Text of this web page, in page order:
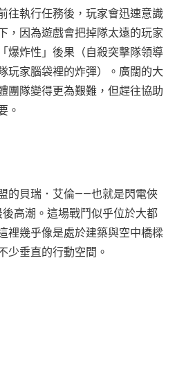
往執行任務後，玩家會迅速意識
，因為遊戲會把掉隊太遠的玩家
爆炸性」後果（自殺突擊隊領導
玩家腦袋裡的炸彈）。廣闊的大
團隊變得更為艱難，但趕往協助
。
的貝瑞．艾倫——也就是閃電俠
高潮。這場戰鬥似乎位於大都
裡幾乎像是處於建築與空中橋樑
少垂直的行動空間。